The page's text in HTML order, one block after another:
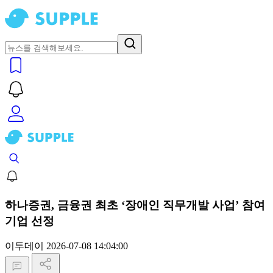
하나증권, 금융권 최초 ‘장애인 직무개발 사업’ 참여
기업 선정
이투데이 2026-07-08 14:04:00